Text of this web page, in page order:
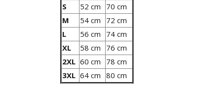
S 52 cm
70 cm
M
54 cm
72 cm
L
56 cm
74 cm
XL
58 cm
76 cm
2XL 60 cm
78 cm
3XL 64 cm 80 cm